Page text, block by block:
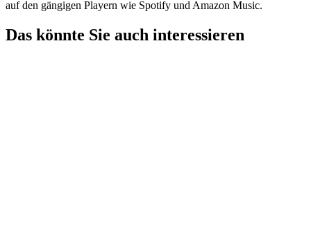
auf den gängigen Playern wie Spotify und Amazon Music.
Das könnte Sie auch interessieren